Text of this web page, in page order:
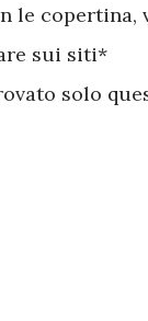
le copertina,
sui siti*
solo